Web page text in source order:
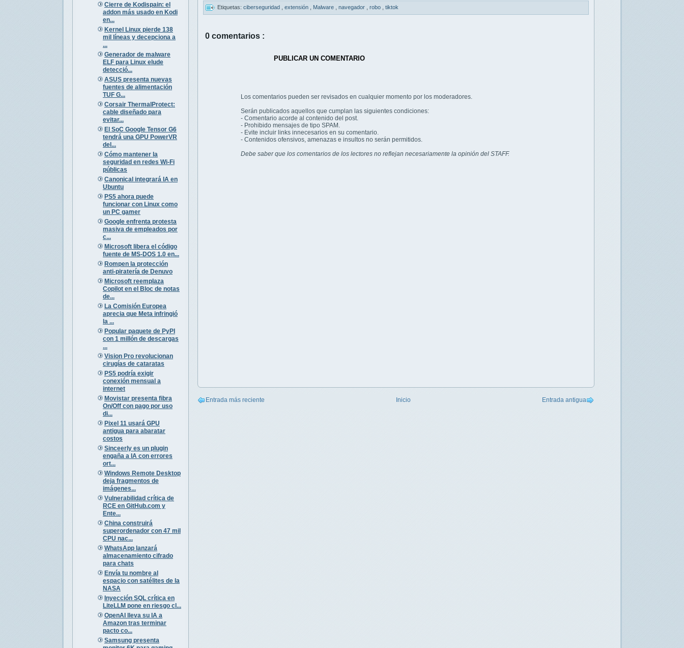
Cierre de Kodispain: el
addon más usado en Kodi
en...
Kernel Linux pierde 138
mil líneas y decepciona a
...
Generador de malware
ELF para Linux elude
detecció...
ASUS presenta nuevas
fuentes de alimentación
TUF G...
Corsair ThermalProtect:
cable diseñado para
evitar...
El SoC Google Tensor G6
tendrá una GPU PowerVR
del...
Cómo mantener la
seguridad en redes Wi-Fi
públicas
Canonical integrará IA en
Ubuntu
PS5 ahora puede
funcionar con Linux como
un PC gamer
Google enfrenta protesta
masiva de empleados por
c...
Microsoft libera el código
fuente de MS-DOS 1.0 en...
Rompen la protección
anti-piratería de Denuvo
Microsoft reemplaza
Copilot en el Bloc de notas
de...
La Comisión Europea
aprecia que Meta infringió
la ...
Popular paquete de PyPI
con 1 millón de descargas
...
Vision Pro revolucionan
cirugías de cataratas
PS5 podría exigir
conexión mensual a
internet
Movistar presenta fibra
On/Off con pago por uso
di...
Pixel 11 usará GPU
antigua para abaratar
costos
Sinceerly es un plugin
engaña a IA con errores
ort...
Windows Remote Desktop
deja fragmentos de
imágenes...
Vulnerabilidad crítica de
RCE en GitHub.com y
Ente...
China construirá
superordenador con 47 mil
CPU nac...
WhatsApp lanzará
almacenamiento cifrado
para chats
Envía tu nombre al
espacio con satélites de la
NASA
Inyección SQL crítica en
LiteLLM pone en riesgo cl...
OpenAI lleva su IA a
Amazon tras terminar
pacto co...
Samsung presenta
Etiquetas: ciberseguridad extensión Malware navegador robo tiktok
0 comentarios :
PUBLICAR UN COMENTARIO
Los comentarios pueden ser revisados en cualquier momento por los moderadores.
Serán publicados aquellos que cumplan las siguientes condiciones:
- Comentario acorde al contenido del post.
- Prohibido mensajes de tipo SPAM.
- Evite incluir links innecesarios en su comentario.
- Contenidos ofensivos, amenazas e insultos no serán permitidos.
Debe saber que los comentarios de los lectores no reflejan necesariamente la opinión del STAFF.
Entrada más reciente Entrada antigua
Inicio